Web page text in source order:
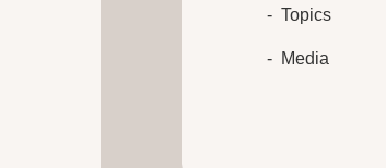
Topics
Media